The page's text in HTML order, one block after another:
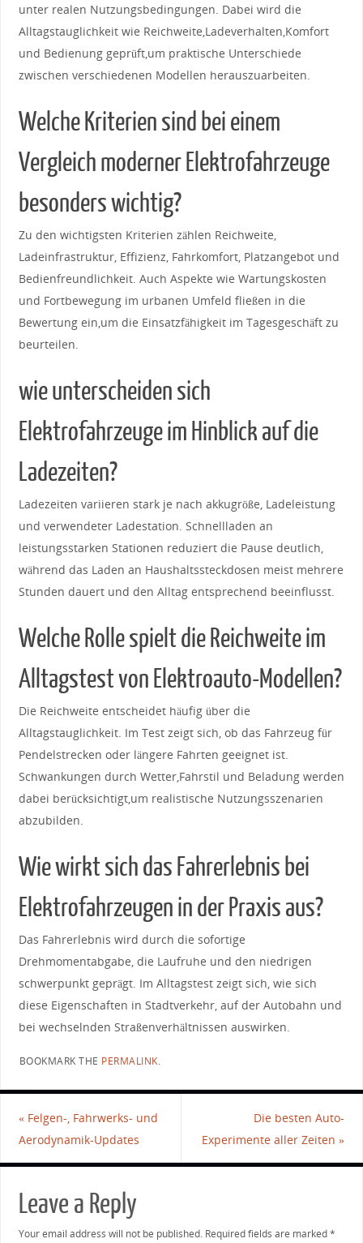
unter realen Nutzungsbedingungen. Dabei‍ wird die⁤
Alltagstauglichkeit wie Reichweite,Ladeverhalten,Komfort
und Bedienung geprüft,um praktische Unterschiede​
zwischen ‍verschiedenen Modellen herauszuarbeiten.
Welche Kriterien⁣ sind ‍bei⁤ einem
Vergleich moderner Elektrofahrzeuge
besonders wichtig?
Zu den wichtigsten Kriterien zählen Reichweite,
‌Ladeinfrastruktur, ⁢Effizienz, Fahrkomfort, Platzangebot und
Bedienfreundlichkeit. Auch​ Aspekte wie Wartungskosten
und Fortbewegung im urbanen Umfeld‍ fließen in⁣ die
Bewertung ein,um​ die Einsatzfähigkeit⁤ im Tagesgeschäft zu
beurteilen.
wie unterscheiden sich
⁣Elektrofahrzeuge im Hinblick auf die
Ladezeiten?
Ladezeiten variieren stark je nach ​akkugröße, Ladeleistung
und verwendeter Ladestation. Schnellladen an
⁢leistungsstarken Stationen reduziert die‌ Pause deutlich,
während das⁣ Laden an Haushaltssteckdosen⁣ meist mehrere
Stunden dauert und den Alltag⁢ entsprechend ⁣beeinflusst.
Welche Rolle spielt die ​Reichweite im
‌Alltagstest von Elektroauto-Modellen?
Die‌ Reichweite entscheidet häufig⁤ über die
Alltagstauglichkeit. Im Test zeigt ⁢sich, ob ⁢das ⁣Fahrzeug⁤ für
Pendelstrecken oder längere​ Fahrten geeignet‌ ist.
Schwankungen durch Wetter,Fahrstil und Beladung werden
dabei berücksichtigt,um realistische Nutzungsszenarien
abzubilden.
Wie wirkt⁤ sich das ‍Fahrerlebnis bei
‍Elektrofahrzeugen​ in​ der Praxis aus?
Das Fahrerlebnis⁢ wird⁢ durch die sofortige
Drehmomentabgabe, die Laufruhe‌ und den niedrigen
schwerpunkt geprägt.⁣ Im ‍Alltagstest zeigt sich, ⁤wie​ sich
diese Eigenschaften⁣ in‌ Stadtverkehr, ​auf der Autobahn und
bei wechselnden Straßenverhältnissen auswirken.
BOOKMARK THE PERMALINK.
«Felgen-, Fahrwerks- und
Aerodynamik-Updates
Die besten Auto-
Experimente aller Zeiten»
Leave a Reply
Your email address will not be published. Required fields are marked*